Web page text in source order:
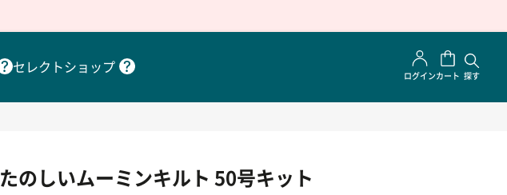
セレクトショップ ログインカート 探す
たのしいムーミンキルト 50号キット